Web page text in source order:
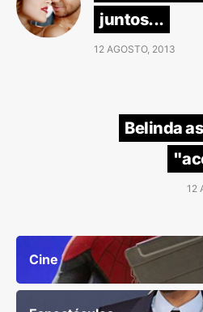
juntos...
12 AGOSTO, 2013
Belinda
12
Cine